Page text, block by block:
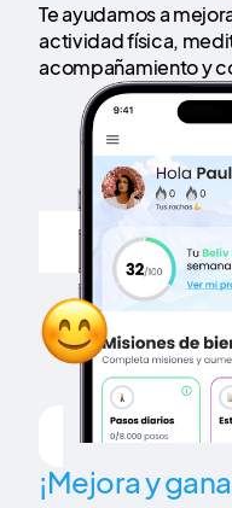
Te ayudamos a
actividad física,
acompañamiento y
¡Mejora y